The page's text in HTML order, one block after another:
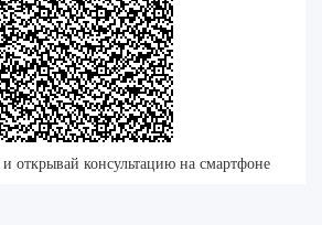
открывай консультацию на смартфоне